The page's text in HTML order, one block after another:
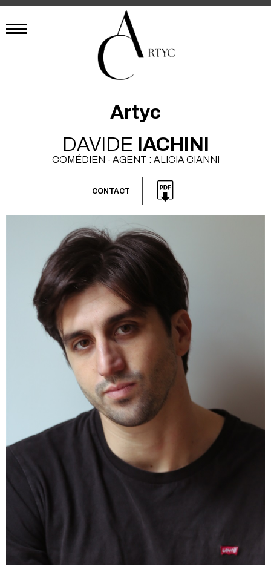
Artyc
DAVIDE IACHINI
COMÉDIEN - AGENT : ALICIA CIANNI
CONTACT